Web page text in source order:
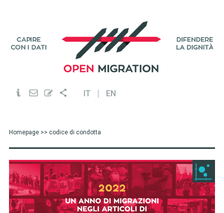
IT EN
Homepage>> codice di condotta